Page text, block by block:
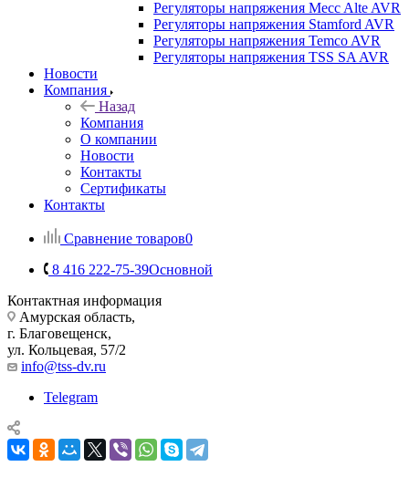
Регуляторы напряжения Mecc Alte AVR
Регуляторы напряжения Stamford AVR
Регуляторы напряжения Temco AVR
Регуляторы напряжения TSS SA AVR
Новости
Компания
Назад
Компания
О компании
Новости
Контакты
Сертификаты
Контакты
Сравнение товаров0
8 416 222-75-39Основной
Контактная информация
Амурская область,
г. Благовещенск,
ул. Кольцевая, 57/2
info@tss-dv.ru
Telegram